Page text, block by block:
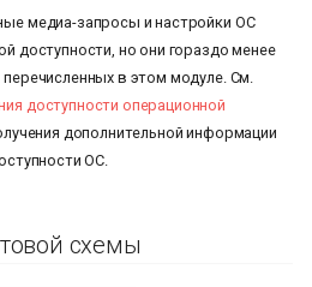
медиа-запросы и настройки ОС
доступности, но они гораздо менее
в этом модуле. См.
доступности операционной
дополнительной информации
ОС.
схемы